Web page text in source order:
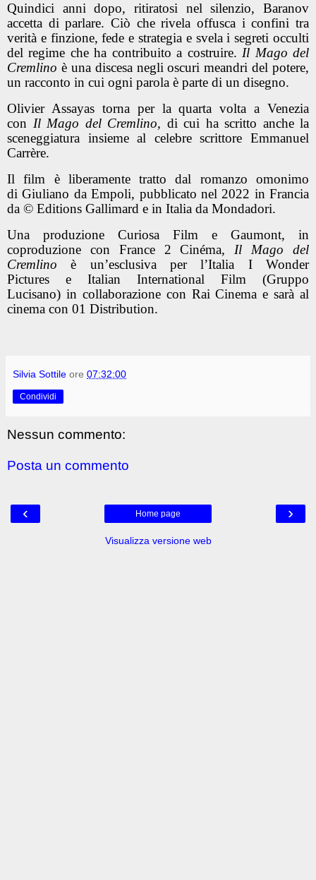
Quindici anni dopo, ritiratosi nel silenzio, Baranov
accetta di parlare. Ciò che rivela offusca i confini tra
verità e finzione, fede e strategia e svela i segreti occulti
del regime che ha contribuito a costruire. Il Mago del
Cremlino è una discesa negli oscuri meandri del potere,
un racconto in cui ogni parola è parte di un disegno.
Olivier Assayastorna per la quarta volta a Venezia
con Il Mago del Cremlino, di cui ha scritto anche la
sceneggiatura insieme al celebre scrittore Emmanuel
Carrère.
Il film è liberamente tratto dal romanzo omonimo
diGiuliano da Empoli, pubblicato nel 2022 in Francia
da © Editions Gallimard e in Italia da Mondadori.
Una produzione Curiosa Film e Gaumont, in
coproduzione con France 2 Cinéma,
Il Mago del
Cremlinoè un’esclusiva per l’Italia I Wonder
Pictures e Italian International Film (Gruppo
Lucisano) in collaborazione con Rai Cinema e sarà al
cinema con 01 Distribution.
Silvia Sottile ore 07:32:00
Condividi
Nessun commento:
Posta un commento
‹ ›
Home page
Visualizza versione web